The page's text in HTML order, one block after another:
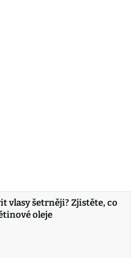
vlasy šetrněji? Zjistěte, co
oleje